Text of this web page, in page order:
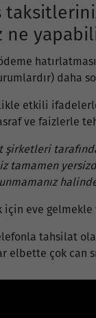
ne
daha
etkili ifadelerle
ve faizlerle
şirketleri
tamamen
için eve
tahsilat
çok can